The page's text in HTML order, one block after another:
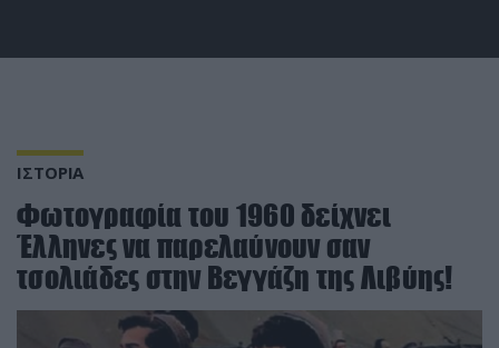
ΙΣΤΟΡΙΑ
Φωτογραφία του 1960 δείχνει
Έλληνες να παρελαύνουν σαν
τσολιάδες στην Βεγγάζη της Λιβύης!